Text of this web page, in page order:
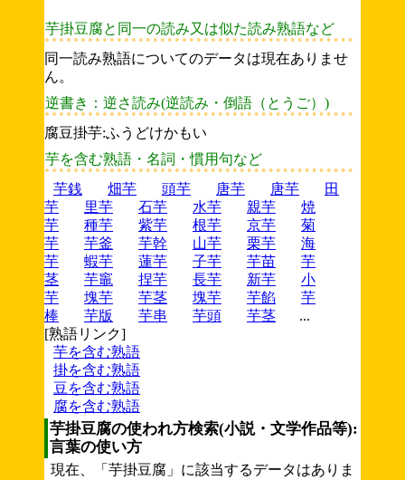
芋掛豆腐と同一の読み又は似た読み熟語など
同一読み熟語についてのデータは現在ありませ
ん。
逆書き：逆さ読み(逆読み・倒語（とうご）)
腐豆掛芋:ふうどけかもい
芋を含む熟語・名詞・慣用句など
芋銭
畑芋 頭芋 唐芋 唐芋
田
芋
里芋 石芋 水芋 親芋
焼
芋
種芋 紫芋 根芋 京芋
菊
芋
芋釜 芋幹 山芋 栗芋
海
芋
蝦芋 蓮芋 子芋 芋苗
芋
茎
芋竈 捏芋 長芋 新芋
小
芋
塊芋 芋茎 塊芋 芋餡
芋
棒
芋版 芋串 芋頭 芋茎
...
[熟語リンク]
芋を含む熟語
掛を含む熟語
豆を含む熟語
腐を含む熟語
芋掛豆腐の使われ方検索(小説・文学作品等):
言葉の使い方
現在、「芋掛豆腐」に該当するデータはありま